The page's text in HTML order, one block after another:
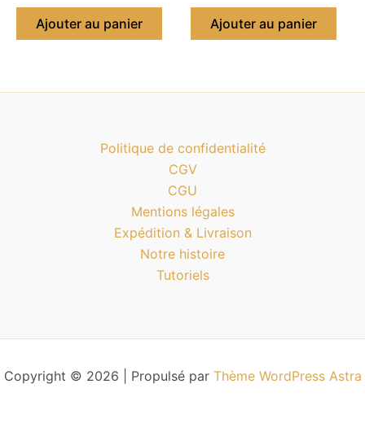
Ajouter au panier Ajouter au panier
Politique de confidentialité
CGV
CGU
Mentions légales
Expédition & Livraison
Notre histoire
Tutoriels
Copyright © 2026 | Propulsé par Thème WordPress Astra